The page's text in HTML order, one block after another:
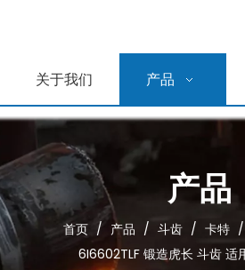
关于我们 产品
产品
首页 / 产品 / 斗齿 / 卡特 /
6I6602TLF 锻造虎长 斗齿 适